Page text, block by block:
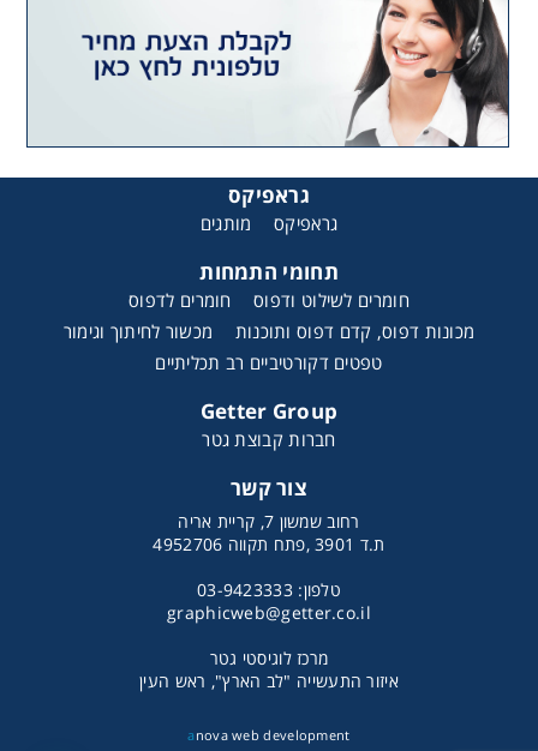
גראפיקס
גראפיקס מותגים
תחומי התמחות
חומרים לשילוט ודפוס
חומרים לדפוס
מכונות דפוס, קדם דפוס ותוכנות
מכשור לחיתוך וגימור
טפטים דקורטיביים רב תכליתיים
Getter Group
חברות קבוצת גטר
צור קשר
רחוב שמשון 7, קריית אריה
ת.ד 3901 ,פתח תקווה 4952706
טלפון: 03-9423333
graphicweb@getter.co.il
מרכז לוגיסטי גטר
איזור התעשייה "לב הארץ", ראש העין
a nova web development